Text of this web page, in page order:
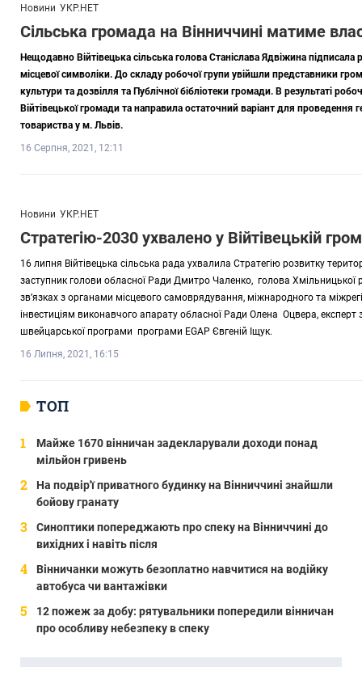
Новини УКР.НЕТ
Сільська громада на Вінниччині матиме
Нещодавно Війтівецька сільська голова Станіслава Ядвіжина
місцевої символіки. До складу робочої групи увійшли представники
культури та дозвілля та Публічної бібліотеки громади. В результаті
Війтівецької громади та направила остаточний варіант для проведення
товариства у м. Львів.
16 Серпня, 2021, 12:11
Новини УКР.НЕТ
Стратегію-2030 ухвалено у Війтівецькій
16 липня Війтівецька сільська рада ухвалила Стратегію розвитку
заступник голови обласної Ради Дмитро Чаленко, голова
зв’язках з органами місцевого самоврядування, міжнародного та
інвестиціям виконавчого апарату обласної Ради Олена Оцвера, експерт
швейцарської програми програми EGAP Євгеній Іщук.
16 Липня, 2021, 16:15
ТОП
Майже 1670 вінничан задекларували доходи понад
мільйон гривень
На подвір'ї приватного будинку на Вінниччині знайшли
бойову гранату
Синоптики попереджають про спеку на Вінниччині до
вихідних і навіть після
Вінничанки можуть безоплатно навчитися на водійку
автобуса чи вантажівки
12 пожеж за добу: рятувальники попередили вінничан
про особливу небезпеку в спеку